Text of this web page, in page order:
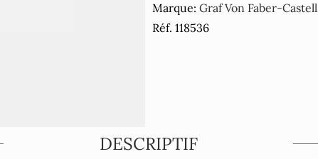
Marque: Graf Von Faber-Castell
Réf. 118536
DESCRIPTIF